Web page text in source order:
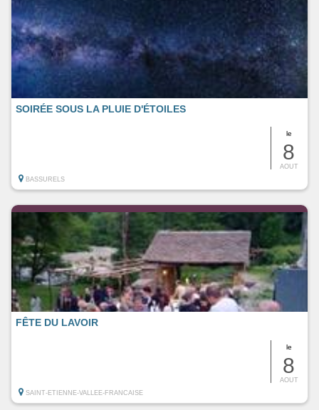
le
8
AOUT
SOIRÉE SOUS LA PLUIE D'ÉTOILES
BASSURELS
le
8
AOUT
FÊTE DU LAVOIR
SAINT-ETIENNE-VALLEE-FRANCAISE